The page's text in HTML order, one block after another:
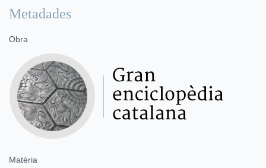
Metadades
Obra
Matèria